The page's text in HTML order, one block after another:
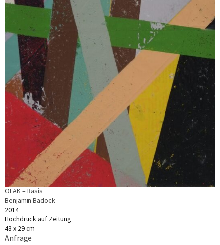
OFAK – Basis
Benjamin Badock
2014
Hochdruck auf Zeitung
43 x 29 cm
Anfrage